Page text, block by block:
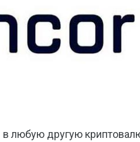
любую другую